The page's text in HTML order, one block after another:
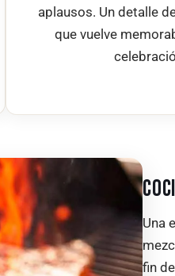
aplausos. Un detalle
que vuelve
Una
fin